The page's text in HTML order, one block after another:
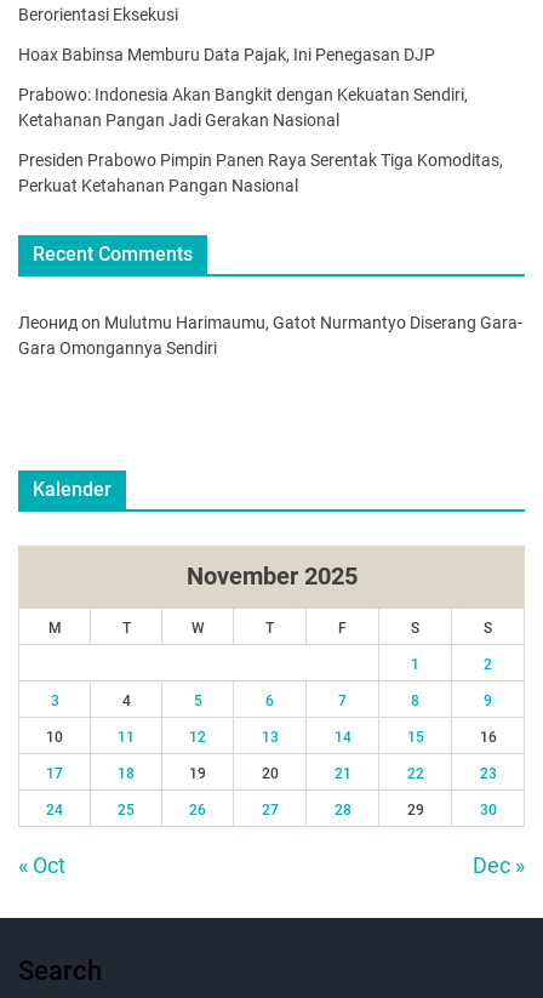
Berorientasi Eksekusi
Hoax Babinsa Memburu Data Pajak, Ini Penegasan DJP
Prabowo: Indonesia Akan Bangkit dengan Kekuatan Sendiri,
Ketahanan Pangan Jadi Gerakan Nasional
Presiden Prabowo Pimpin Panen Raya Serentak Tiga Komoditas,
Perkuat Ketahanan Pangan Nasional
Recent Comments
Леонид on Mulutmu Harimaumu, Gatot Nurmantyo Diserang Gara-
Gara Omongannya Sendiri
Kalender
November 2025
M T W T F S S
1 2
3 4 5 6 7 8 9
10 11 12 13 14 15 16
17 18 19 20 21 22 23
24 25 26 27 28 29 30
« Oct Dec »
Search